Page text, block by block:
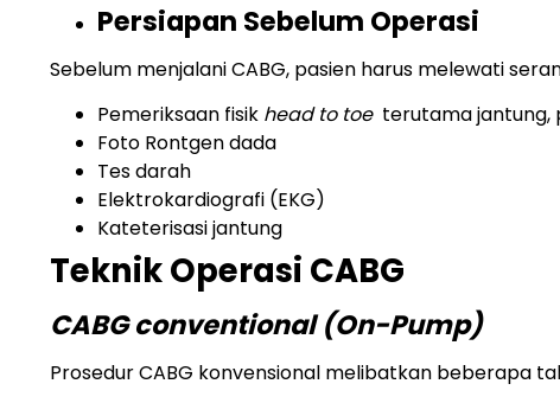
Persiapan Sebelum Operasi
Sebelum menjalani CABG, pasien harus melewati
Pemeriksaan fisik head to toe terutama jantung,
Foto Rontgen dada
Tes darah
Elektrokardiografi (EKG)
Kateterisasi jantung
Teknik Operasi CABG
CABG conventional (On-Pump)
Prosedur CABG konvensional melibatkan beberapa